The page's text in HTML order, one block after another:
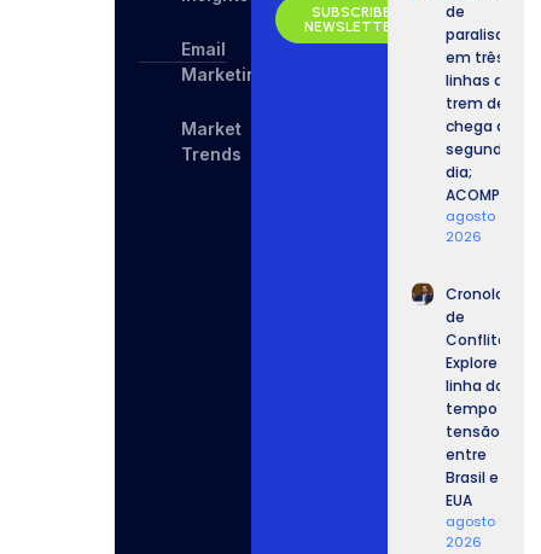
Email
Marketing
Market
Trends
SUBSCRIBE
NEWSLETTER
de
paralisação
em três
linhas de
trem de SP
chega ao
segundo
dia;
ACOMPANHE.
agosto 6,
2026
Cronologia
de
Conflitos:
Explore a
linha do
tempo da
tensão
entre
Brasil e
EUA
agosto 5,
2026